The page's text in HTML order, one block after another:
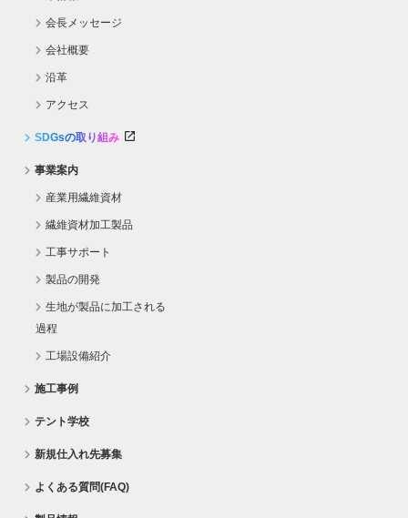
会長メッセージ
会社概要
沿革
アクセス
SDGsの取り組み
事業案内
産業用繊維資材
繊維資材加工製品
工事サポート
製品の開発
生地が製品に加工される
過程
工場設備紹介
施工事例
テント学校
新規仕入れ先募集
よくある質問(FAQ)